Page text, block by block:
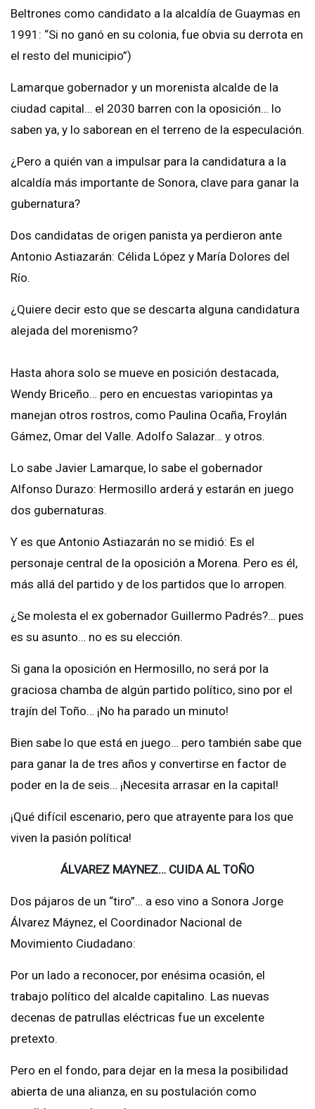
Beltrones como candidato a la alcaldía de Guaymas en
1991: “Si no ganó en su colonia, fue obvia su derrota en
el resto del municipio”)
Lamarque gobernador y un morenista alcalde de la
ciudad capital… el 2030 barren con la oposición… lo
saben ya, y lo saborean en el terreno de la especulación.
¿Pero a quién van a impulsar para la candidatura a la
alcaldía más importante de Sonora, clave para ganar la
gubernatura?
Dos candidatas de origen panista ya perdieron ante
Antonio Astiazarán: Célida López y María Dolores del
Río.
¿Quiere decir esto que se descarta alguna candidatura
alejada del morenismo?
Hasta ahora solo se mueve en posición destacada,
Wendy Briceño… pero en encuestas variopintas ya
manejan otros rostros, como Paulina Ocaña, Froylán
Gámez, Omar del Valle. Adolfo Salazar… y otros.
Lo sabe Javier Lamarque, lo sabe el gobernador
Alfonso Durazo: Hermosillo arderá y estarán en juego
dos gubernaturas.
Y es que Antonio Astiazarán no se midió: Es el
personaje central de la oposición a Morena. Pero es él,
más allá del partido y de los partidos que lo arropen.
¿Se molesta el ex gobernador Guillermo Padrés?… pues
es su asunto… no es su elección.
Si gana la oposición en Hermosillo, no será por la
graciosa chamba de algún partido político, sino por el
trajín del Toño… ¡No ha parado un minuto!
Bien sabe lo que está en juego… pero también sabe que
para ganar la de tres años y convertirse en factor de
poder en la de seis… ¡Necesita arrasar en la capital!
¡Qué difícil escenario, pero que atrayente para los que
viven la pasión política!
ÁLVAREZ MAYNEZ… CUIDA AL TOÑO
Dos pájaros de un “tiro”… a eso vino a Sonora Jorge
Álvarez Máynez, el Coordinador Nacional de
Movimiento Ciudadano:
Por un lado a reconocer, por enésima ocasión, el
trabajo político del alcalde capitalino. Las nuevas
decenas de patrullas eléctricas fue un excelente
pretexto.
Pero en el fondo, para dejar en la mesa la posibilidad
abierta de una alianza, en su postulación como